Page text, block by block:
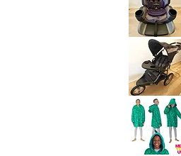
Extend2Fit
Platinum
in-
1
10
Years
Convertible
Car
Seat
Child
Purpl
Baby
Trend
Expedition
Jogger
Travel
System
Stroller